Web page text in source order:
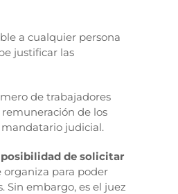
a cualquier persona
justificar las
de trabajadores
de los
judicial.
posibilidad de solicitar
organiza para poder
embargo, es el juez